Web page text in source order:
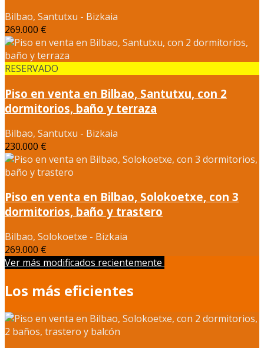
Bilbao, Santutxu - Bizkaia
269.000 €
RESERVADO
Piso en venta en Bilbao, Santutxu, con 2
dormitorios, baño y terraza
Bilbao, Santutxu - Bizkaia
230.000 €
Piso en venta en Bilbao, Solokoetxe, con 3
dormitorios, baño y trastero
Bilbao, Solokoetxe - Bizkaia
269.000 €
Ver más modificados recientemente
Los más eficientes